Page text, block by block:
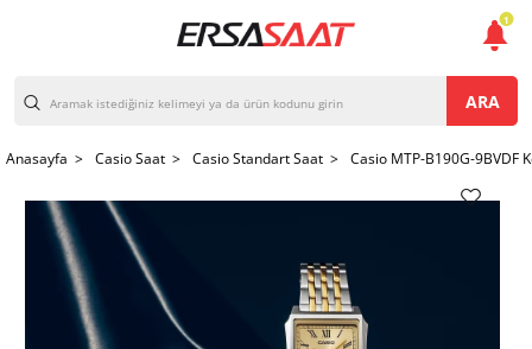
ARA
Anasayfa > Casio Saat > Casio Standart Saat > Casio MTP-B190G-9BVDF
1